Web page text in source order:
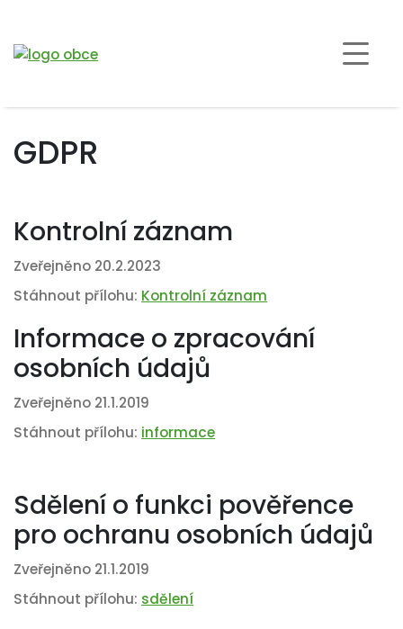
GDPR
Kontrolní záznam
Zveřejněno 20.2.2023
Stáhnout přílohu: Kontrolní záznam
Informace o zpracování
osobních údajů
Zveřejněno 21.1.2019
Stáhnout přílohu: informace
Sdělení o funkci pověřence
pro ochranu osobních údajů
Zveřejněno 21.1.2019
Stáhnout přílohu: sdělení